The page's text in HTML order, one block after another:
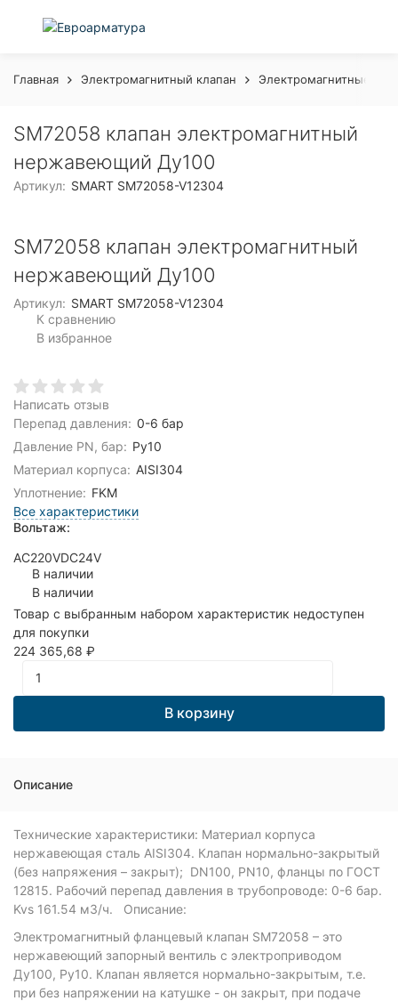
Главная Электромагнитный клапан Электромагнитные
SM72058 клапан электромагнитный
нержавеющий Ду100
Артикул: SMART SM72058-V12304
SM72058 клапан электромагнитный
нержавеющий Ду100
Артикул: SMART SM72058-V12304
К сравнению
В избранное
Написать отзыв
Перепад давления: 0-6 бар
Давление PN, бар: Ру10
Материал корпуса: AISI304
Уплотнение: FKM
Все характеристики
Вольтаж:
AC220VDC24V
В наличии
В наличии
Товар с выбранным набором характеристик недоступен
для покупки
224 365,68 ₽
В корзину
Описание
Технические характеристики: Материал корпуса
нержавеющая сталь AISI304. Клапан нормально-закрытый
(без напряжения – закрыт); DN100, PN10, фланцы по ГОСТ
12815. Рабочий перепад давления в трубопроводе: 0-6 бар.
Kvs 161.54 м3/ч. Описание:
Электромагнитный фланцевый клапан SM72058 – это
нержавеющий запорный вентиль с электроприводом
Ду100, Ру10. Клапан является нормально-закрытым, т.е.
при без напряжении на катушке - он закрыт, при подаче